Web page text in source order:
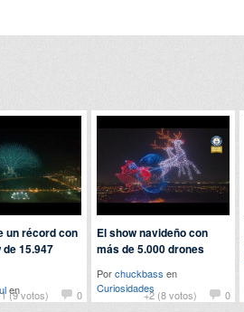
(9 votos) 0
un récord con
15.947
en
+2 (8 votos) 0
El show navideño con
más de 5.000 drones
Porchuckbass en
Curiosidades